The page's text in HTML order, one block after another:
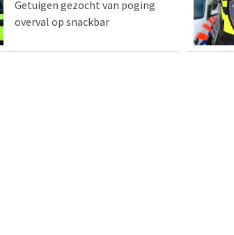
Getuigen gezocht van poging
overval op snackbar